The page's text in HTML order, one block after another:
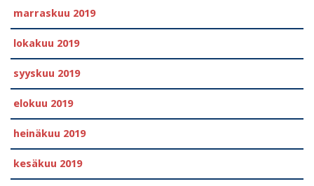
marraskuu 2019
lokakuu 2019
syyskuu 2019
elokuu 2019
heinäkuu 2019
kesäkuu 2019